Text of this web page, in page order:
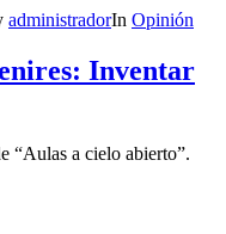
administradorIn Opinión
Inventar
“Aulas a cielo abierto”.